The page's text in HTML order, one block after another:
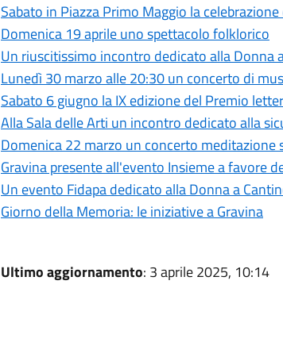
Sabato in Piazza Primo Maggio la
Domenica 19 aprile uno spettacolo folklorico
Un riuscitissimo incontro dedicato alla Donna
Lunedì 30 marzo alle 20:30 un concerto di
Sabato 6 giugno la IX edizione del Premio
Alla Sala delle Arti un incontro dedicato alla
Domenica 22 marzo un concerto meditazione
Gravina presente all'evento Insieme a favore
Un evento Fidapa dedicato alla Donna a
Giorno della Memoria: le iniziative a Gravina
Ultimo aggiornamento: 3 aprile 2025, 10:14